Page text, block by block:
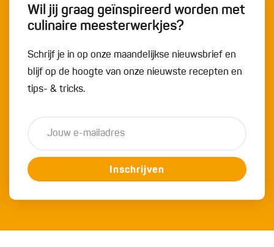
Wil jij graag geïnspireerd worden met
culinaire meesterwerkjes?
Schrijf je in op onze maandelijkse nieuwsbrief en
blijf op de hoogte van onze nieuwste recepten en
tips- & tricks.
Inschrijven